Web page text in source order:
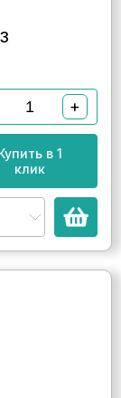
+
в 1
клик